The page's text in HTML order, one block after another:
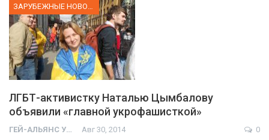
ЗАРУБЕЖНЫЕ НОВОСТИ
ЛГБТ-активистку Наталью Цымбалову
объявили «главной укрофашисткой»
ГЕЙ-АЛЬЯНС УКРАИНА Авг 30, 2014
0